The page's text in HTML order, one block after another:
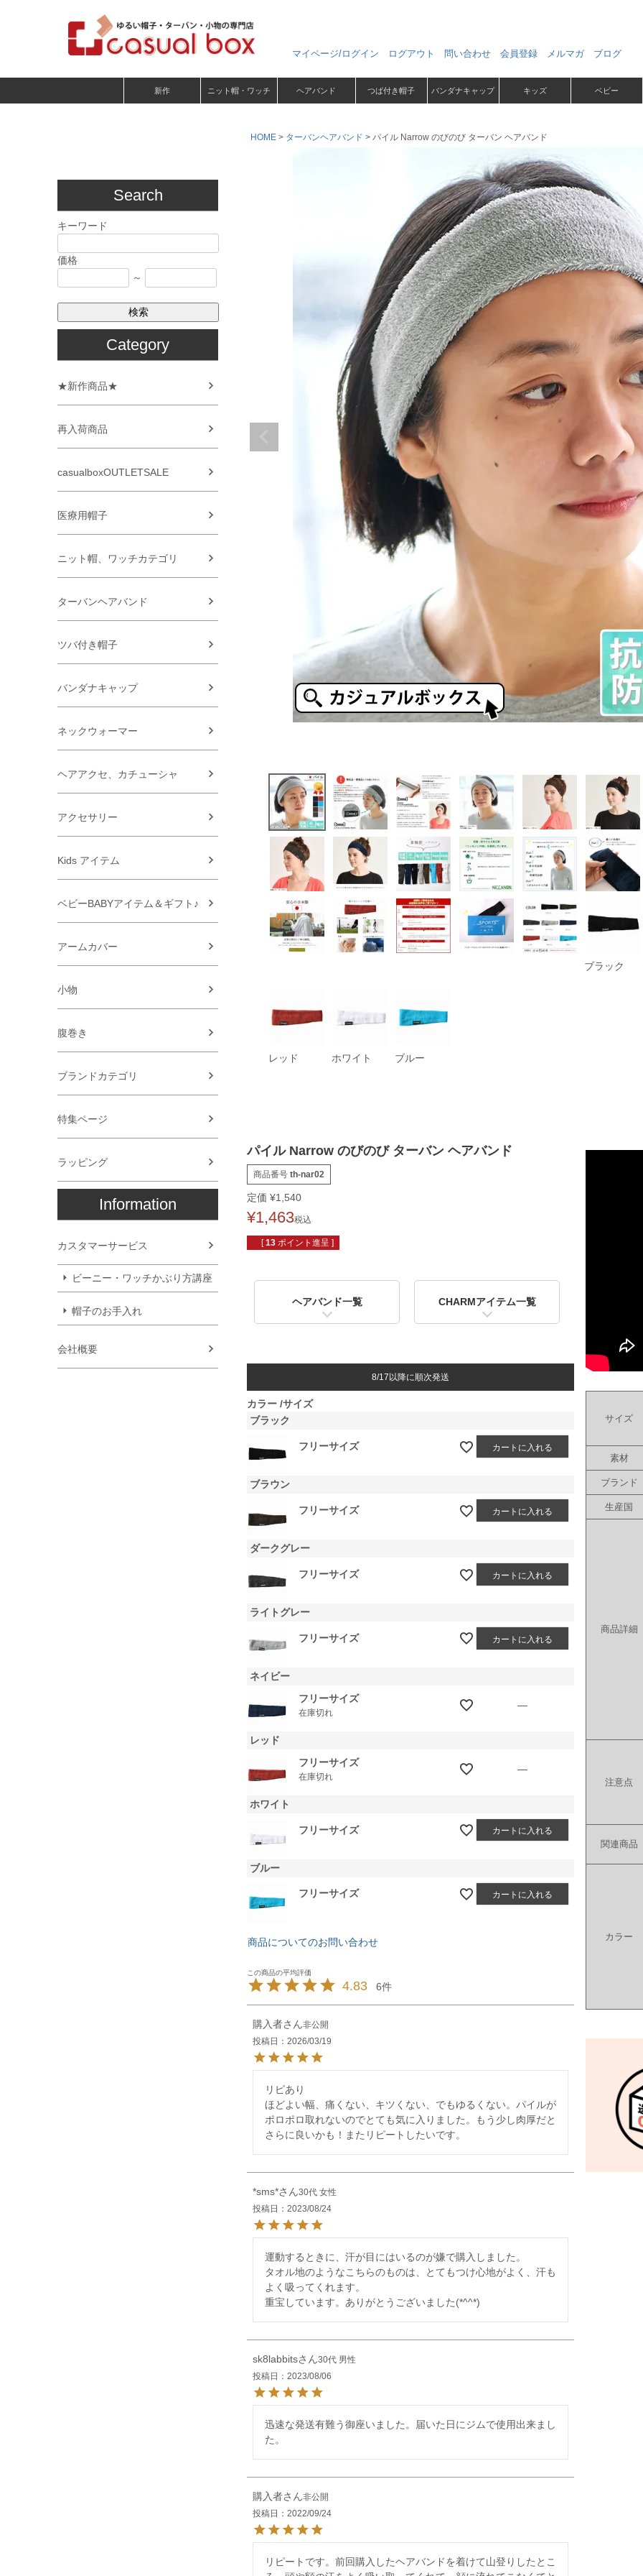
マイページ/ログイン ログアウト 問い合わせ 会員登録 メルマガ ブログ
新作 ニット帽・ワッチ ヘアバンド つば付き帽子 バンダナキャップ キッズ ベビー
Search
キーワード
価格
～
検索
Category
★新作商品★
再入荷商品
casualboxOUTLETSALE
医療用帽子
ニット帽、ワッチカテゴリ
ターバンヘアバンド
ツバ付き帽子
バンダナキャップ
ネックウォーマー
ヘアアクセ、カチューシャ
アクセサリー
Kids アイテム
ベビーBABYアイテム＆ギフト♪
アームカバー
小物
腹巻き
ブランドカテゴリ
特集ページ
ラッピング
Information
カスタマーサービス
ビーニー・ワッチかぶり方講座
帽子のお手入れ
会社概要
HOME ターバンヘアバンド パイル Narrow のびのび ターバン ヘアバンド
ブラック
レッド ホワイト ブルー
パイル Narrow のびのび ターバン ヘアバンド
商品番号 th-nar02
定価 ¥1,540
¥1,463税込
[ 13 ポイント進呈 ]
ヘアバンド一覧 CHARMアイテム一覧
8/17以降に順次発送
カラー サイズ
ブラック
フリーサイズ カートに入れる
ブラウン
フリーサイズ カートに入れる
ダークグレー
フリーサイズ カートに入れる
ライトグレー
フリーサイズ カートに入れる
ネイビー
フリーサイズ
在庫切れ
—
レッド
フリーサイズ
在庫切れ
—
ホワイト
フリーサイズ カートに入れる
ブルー
フリーサイズ カートに入れる
商品についてのお問い合わせ
4.83 6
購入者
非公開
投稿日
2026/03/19
リピあり
ほどよい幅、痛くない、キツくない、でもゆるくない。パイルが
ポロポロ取れないのでとても気に入りました。もう少し肉厚だと
さらに良いかも！またリピートしたいです。
*sms* 30代 女性
投稿日
2023/08/24
運動するときに、汗が目にはいるのが嫌で購入しました。
タオル地のようなこちらのものは、とてもつけ心地がよく、汗も
よく吸ってくれます。
重宝しています。ありがとうございました(*^^*)
sk8labbits 30代 男性
投稿日
2023/08/06
迅速な発送有難う御座いました。届いた日にジムで使用出来まし
た。
購入者
非公開
投稿日
2022/09/24
リピートです。前回購入したヘアバンドを着けて山登りしたとこ
サイズ
素材
ブランド
生産国
商品詳細
注意点
関連商品
カラー